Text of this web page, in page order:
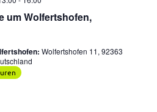
um Wolfertshofen,
Wolfertshofen 11, 92363